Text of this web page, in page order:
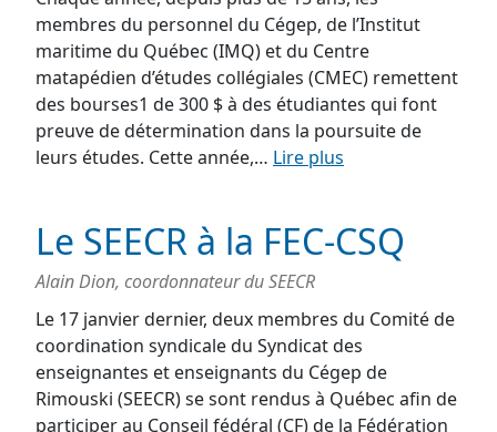
membres du personnel du Cégep, de l’Institut
maritime du Québec (IMQ) et du Centre
matapédien d’études collégiales (CMEC) remettent
des bourses1 de 300 $ à des étudiantes qui font
preuve de détermination dans la poursuite de
leurs études. Cette année,… Lire plus
Le SEECR à la FEC-CSQ
Alain Dion, coordonnateur du SEECR
Le 17 janvier dernier, deux membres du Comité de
coordination syndicale du Syndicat des
enseignantes et enseignants du Cégep de
Rimouski (SEECR) se sont rendus à Québec afin de
participer au Conseil fédéral (CF) de la Fédération